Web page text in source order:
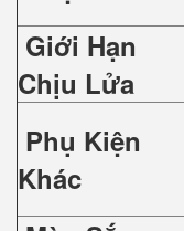
Giới Hạn
Chịu Lửa
Phụ Kiện
Khác